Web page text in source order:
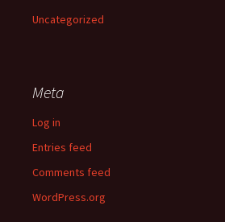
Uncategorized
Meta
Log in
Entries feed
Comments feed
WordPress.org